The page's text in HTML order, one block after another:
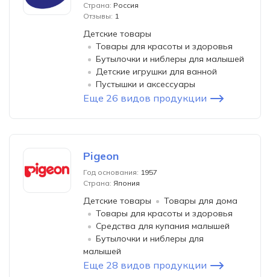
Страна: Россия
Отзывы: 1
Детские товары
Товары для красоты и здоровья
Бутылочки и ниблеры для малышей
Детские игрушки для ванной
Пустышки и аксессуары
Еще 26 видов продукции
Pigeon
Год основания: 1957
Страна: Япония
Детские товары
Товары для дома
Товары для красоты и здоровья
Средства для купания малышей
Бутылочки и ниблеры для
малышей
Еще 28 видов продукции